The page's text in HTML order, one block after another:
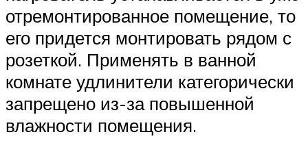
отремонтированное помещение, то
его придется монтировать рядом с
розеткой. Применять в ванной
комнате удлинители категорически
запрещено из-за повышенной
влажности помещения.